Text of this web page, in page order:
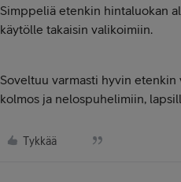
Simppeliä etenkin hintaluokan
käytölle takaisin valikoimiin.
Soveltuu varmasti hyvin
kolmos ja nelospuhelimiin,
Tykkää